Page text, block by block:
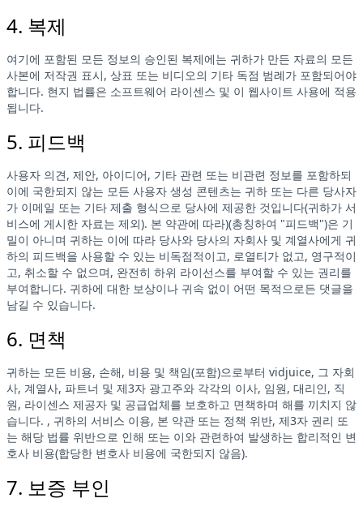
4. 복제
여기에 포함된 모든 정보의 승인된 복제에는 귀하가 만든 자료의 모든
사본에 저작권 표시, 상표 또는 비디오의 기타 독점 범례가 포함되어야
합니다. 현지 법률은 소프트웨어 라이센스 및 이 웹사이트 사용에 적용
됩니다.
5. 피드백
사용자 의견, 제안, 아이디어, 기타 관련 또는 비관련 정보를 포함하되
이에 국한되지 않는 모든 사용자 생성 콘텐츠는 귀하 또는 다른 당사자
가 이메일 또는 기타 제출 형식으로 당사에 제공한 것입니다(귀하가 서
비스에 게시한 자료는 제외). 본 약관에 따라)(총칭하여 "피드백")은 기
밀이 아니며 귀하는 이에 따라 당사와 당사의 자회사 및 계열사에게 귀
하의 피드백을 사용할 수 있는 비독점적이고, 로열티가 없고, 영구적이
고, 취소할 수 없으며, 완전히 하위 라이선스를 부여할 수 있는 권리를
부여합니다. 귀하에 대한 보상이나 귀속 없이 어떤 목적으로든 댓글을
남길 수 있습니다.
6. 면책
귀하는 모든 비용, 손해, 비용 및 책임(포함)으로부터 vidjuice, 그 자회
사, 계열사, 파트너 및 제3자 광고주와 각각의 이사, 임원, 대리인, 직
원, 라이센스 제공자 및 공급업체를 보호하고 면책하며 해를 끼치지 않
습니다. , 귀하의 서비스 이용, 본 약관 또는 정책 위반, 제3자 권리 또
는 해당 법률 위반으로 인해 또는 이와 관련하여 발생하는 합리적인 변
호사 비용(합당한 변호사 비용에 국한되지 않음).
7. 보증 부인